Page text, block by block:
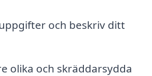
och beskriv ditt
olika och skräddarsydda